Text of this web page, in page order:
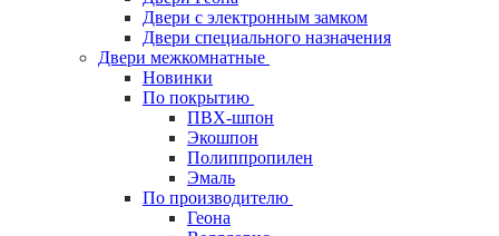
Двери с электронным замком
Двери специального назначения
Двери межкомнатные
Новинки
По покрытию
ПВХ-шпон
Экошпон
Полиппропилен
Эмаль
По производителю
Геона